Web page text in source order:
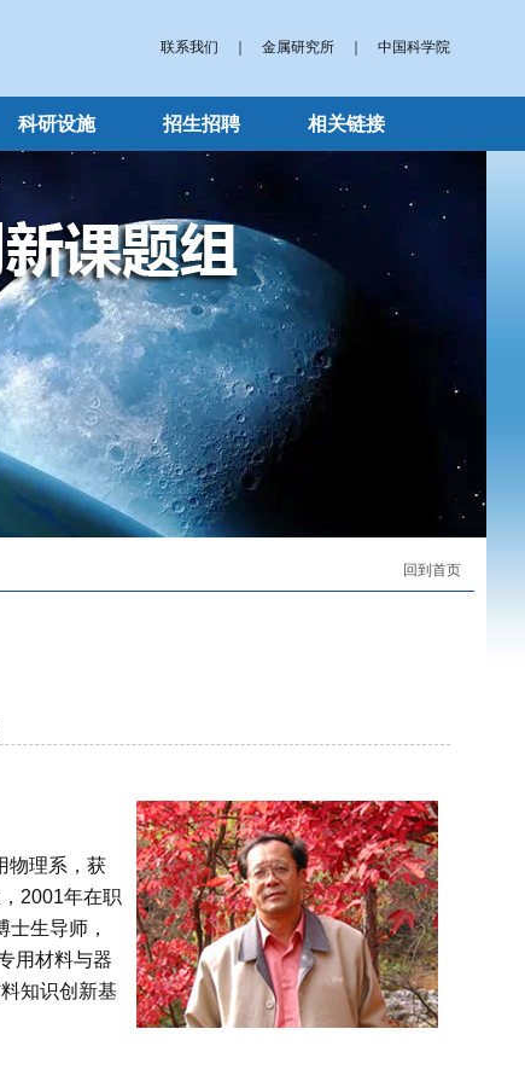
联系我们 金属研究所 中国科学院
科研设施 招生招聘 相关链接
回到首页
物理系，获
2001年在职
生导师，
用材料与器
知识创新基